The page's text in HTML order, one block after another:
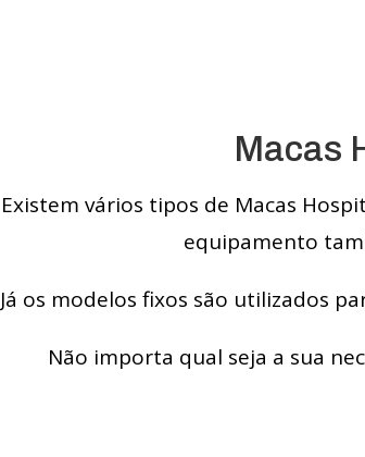
Macas
Existem vários tipos de Macas
equipamento
Já os modelos fixos são utilizados
Não importa qual seja a sua